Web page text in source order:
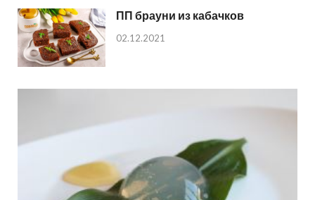
ПП брауни из кабачков
02.12.2021